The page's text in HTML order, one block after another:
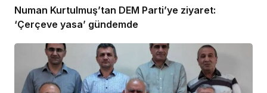
Numan Kurtulmuş’tan DEM Parti’ye ziyaret:
‘Çerçeve yasa’ gündemde